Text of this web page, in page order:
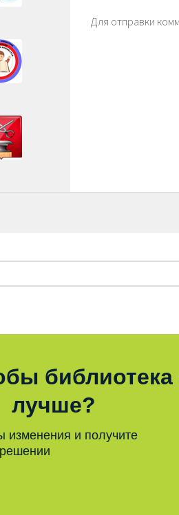
Для отправки
библиотека
лучше?
изменения и получите